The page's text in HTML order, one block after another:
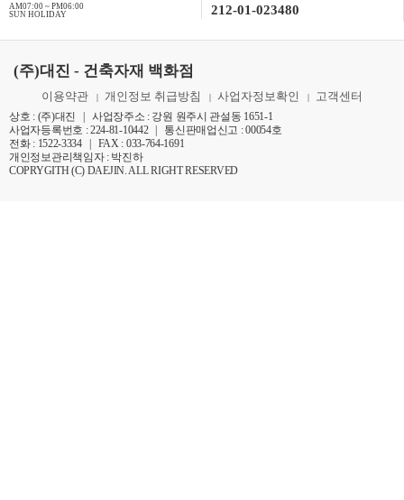
AM07:00 ~ PM06:00
SUN HOLIDAY
212-01-023480
(주)대진 - 건축자재 백화점
이용약관 | 개인정보 취급방침 | 사업자정보확인 | 고객센터
상호 : (주)대진 | 사업장주소 : 강원 원주시 관설동 1651-1
사업자등록번호 : 224-81-10442 | 통신판매업신고 : 00054호
전화 : 1522-3334 | FAX : 033-764-1691
개인정보관리책임자 : 박진하
COPRYGITH (C) DAEJIN. ALL RIGHT RESERVED